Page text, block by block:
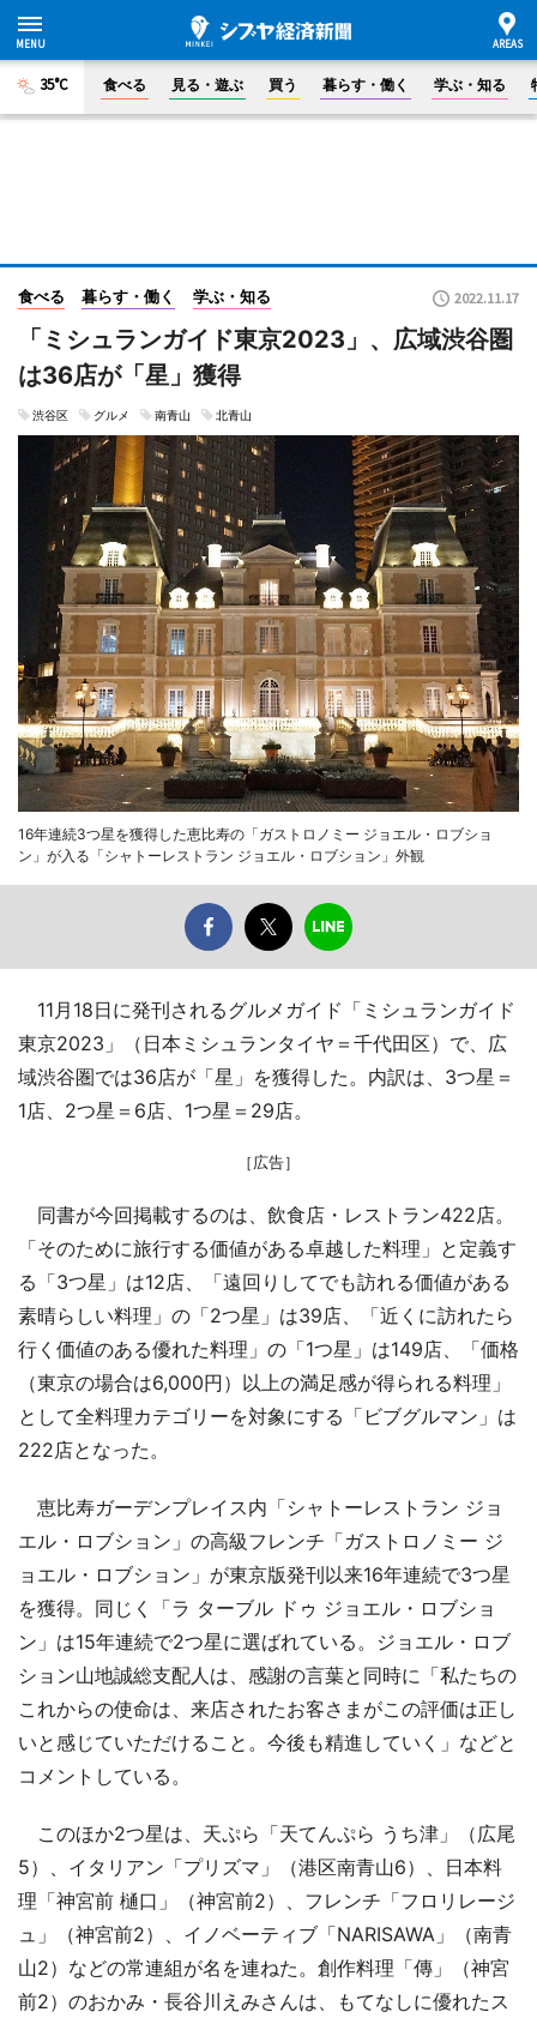
35°C 食べる 見る・遊ぶ 買う 暮らす・働く 学ぶ・知る
食べる 暮らす・働く 学ぶ・知る 2022.11.17
「ミシュランガイド東京2023」、広域渋谷圏
は36店が「星」獲得
渋谷区 グルメ 南青山 北青山
16年連続3つ星を獲得した恵比寿の「ガストロノミー ジョエル・ロブショ
ン」が入る「シャトーレストラン ジョエル・ロブション」外観
11月18日に発刊されるグルメガイド「ミシュランガイド
東京2023」（日本ミシュランタイヤ＝千代田区）で、広
域渋谷圏では36店が「星」を獲得した。内訳は、3つ星＝
1店、2つ星＝6店、1つ星＝29店。
［広告］
同書が今回掲載するのは、飲食店・レストラン422店。
「そのために旅行する価値がある卓越した料理」と定義す
る「3つ星」は12店、「遠回りしてでも訪れる価値がある
素晴らしい料理」の「2つ星」は39店、「近くに訪れたら
行く価値のある優れた料理」の「1つ星」は149店、「価格
（東京の場合は6,000円）以上の満足感が得られる料理」
として全料理カテゴリーを対象にする「ビブグルマン」は
222店となった。
恵比寿ガーデンプレイス内「シャトーレストラン ジョ
エル・ロブション」の高級フレンチ「ガストロノミー ジ
ョエル・ロブション」が東京版発刊以来16年連続で3つ星
を獲得。同じく「ラ ターブル ドゥ ジョエル・ロブショ
ン」は15年連続で2つ星に選ばれている。ジョエル・ロブ
ション山地誠総支配人は、感謝の言葉と同時に「私たちの
これからの使命は、来店されたお客さまがこの評価は正し
いと感じていただけること。今後も精進していく」などと
コメントしている。
このほか2つ星は、天ぷら「天てんぷら うち津」（広尾
5）、イタリアン「プリズマ」（港区南青山6）、日本料
理「神宮前 樋口」（神宮前2）、フレンチ「フロリレージ
ュ」（神宮前2）、イノベーティブ「NARISAWA」（南青
山2）などの常連組が名を連ねた。創作料理「傳」（神宮
前2）のおかみ・長谷川えみさんは、もてなしに優れたス